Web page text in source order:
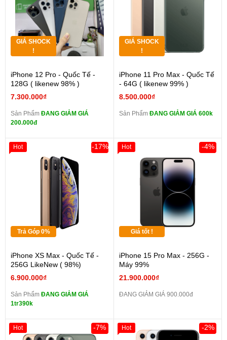
GIÁ SHOCK
!
iPhone 12 Pro - Quốc Tế -
128G ( likenew 98% )
7.300.000₫
Sản Phẩm ĐANG GIẢM GIÁ
200.000đ
GIÁ SHOCK
!
iPhone 11 Pro Max - Quốc Tế
- 64G ( likenew 99% )
8.500.000₫
Sản Phẩm ĐANG GIẢM GIÁ 600k
Trả Góp 0%
iPhone XS Max - Quốc Tế -
256G LikeNew ( 98%)
6.900.000₫
-17%
Sản Phẩm ĐANG GIẢM GIÁ
1tr390k
Hot
Giá tốt !
iPhone 15 Pro Max - 256G -
Máy 99%
21.900.000₫
-4%
ĐANG GIẢM GIÁ 900.000đ
Hot
-7%
Hot -2%
Hot